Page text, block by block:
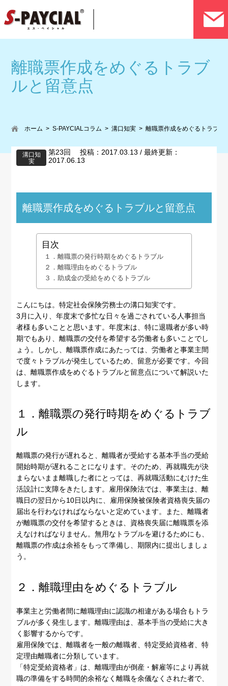
離職票作成をめぐるトラブ
ルと留意点
ホーム S-PAYCIALコラム 溝口知実 離職票作成をめぐるトラブル
溝口知
実
第23回 投稿：2017.03.13 / 最終更新：
2017.06.13
離職票作成をめぐるトラブルと留意点
目次
１．離職票の発行時期をめぐるトラブル
２．離職理由をめぐるトラブル
３．助成金の受給をめぐるトラブル
こんにちは。特定社会保険労務士の溝口知実です。
3月に入り、年度末で多忙な日々を過ごされている人事担当
者様も多いことと思います。年度末は、特に退職者が多い時
期でもあり、離職票の交付を希望する労働者も多いことでし
ょう。しかし、離職票作成にあたっては、労働者と事業主間
で度々トラブルが発生しているため、留意が必要です。今回
は、離職票作成をめぐるトラブルと留意点について解説いた
します。
１．離職票の発行時期をめぐるトラブ
ル
離職票の発行が遅れると、離職者が受給する基本手当の受給
開始時期が遅れることになります。そのため、再就職先が決
まらないまま離職した者にとっては、再就職活動にむけた生
活設計に支障をきたします。雇用保険法では、事業主は、離
職日の翌日から10日以内に、雇用保険被保険者資格喪失届の
届出を行わなければならないと定めています。また、離職者
が離職票の交付を希望するときは、資格喪失届に離職票を添
えなければなりません。無用なトラブルを避けるためにも、
離職票の作成は余裕をもって準備し、期限内に提出しましょ
う。
２．離職理由をめぐるトラブル
事業主と労働者間に離職理由に認識の相違がある場合もトラ
ブルが多く発生します。離職理由は、基本手当の受給に大き
く影響するからです。
雇用保険では、離職者を一般の離職者、特定受給資格者、特
定理由離職者に分類しています。
「特定受給資格者」は、離職理由が倒産・解雇等により再就
職の準備をする時間的余裕なく離職を余儀なくされた者で、